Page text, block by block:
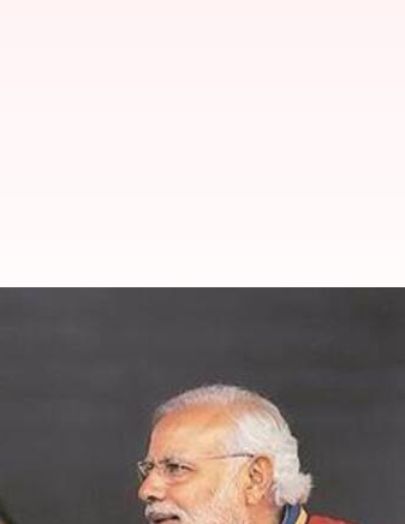
में लोकसभा चुनावों के
में चुनाव आयोग चुनावों का शेड्यूल जारी कर